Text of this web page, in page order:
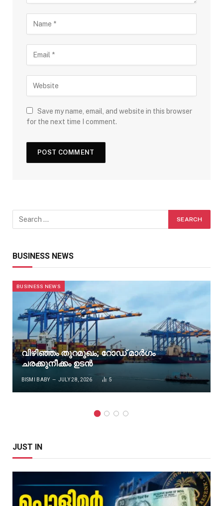
Save my name, email, and website in this browser
for the next time I comment.
BUSINESS NEWS
BUSINESS NEWS
വിഴിഞ്ഞം തുറമുഖം; റോഡ് മാർഗം
ചരക്കുനീക്കം ഉടൻ
BISMI BABY JULY 28, 2026 5
JUST IN